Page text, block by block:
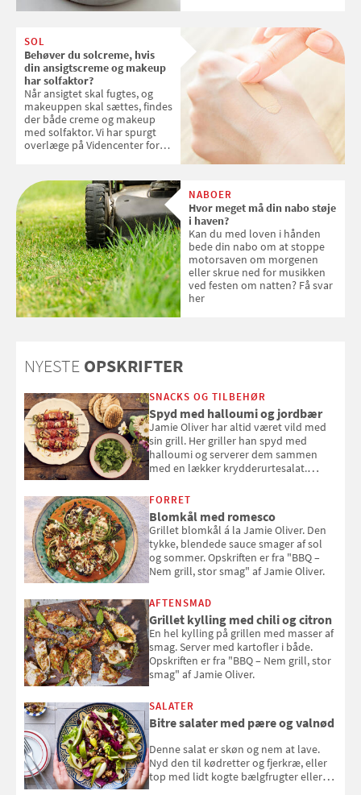
SOL
Behøver du solcreme, hvis
din ansigtscreme og makeup
har solfaktor?
Når ansigtet skal fugtes, og
makeuppen skal sættes, findes
der både creme og makeup
med solfaktor. Vi har spurgt
overlæge på Videncenter for
med SPF kan erstatte
solcreme, når man bevæger
sig ud i solen
NABOER
Hvor meget må din nabo støje
i haven?
Kan du med loven i hånden
bede din nabo om at stoppe
motorsaven om morgenen
eller skrue ned for musikken
ved festen om natten? Få svar
her
NYESTE OPSKRIFTER
SNACKS OG TILBEHØR
Spyd med halloumi og jordbær
Jamie Oliver har altid været vild med
sin grill. Her griller han spyd med
halloumi og serverer dem sammen
med en lækker krydderurtesalat.
smag" af Jamie Oliver.
FORRET
Blomkål med romesco
Grillet blomkål á la Jamie Oliver. Den
tykke, blendede sauce smager af sol
og sommer. Opskriften er fra "BBQ –
Nem grill, stor smag" af Jamie Oliver.
AFTENSMAD
Grillet kylling med chili og citron
En hel kylling på grillen med masser af
smag. Server med kartofler i både.
Opskriften er fra "BBQ – Nem grill, stor
smag" af Jamie Oliver.
SALATER
Bitre salater med pære og valnød
Denne salat er skøn og nem at lave.
Nyd den til kødretter og fjerkræ, eller
top med lidt kogte bælgfrugter eller